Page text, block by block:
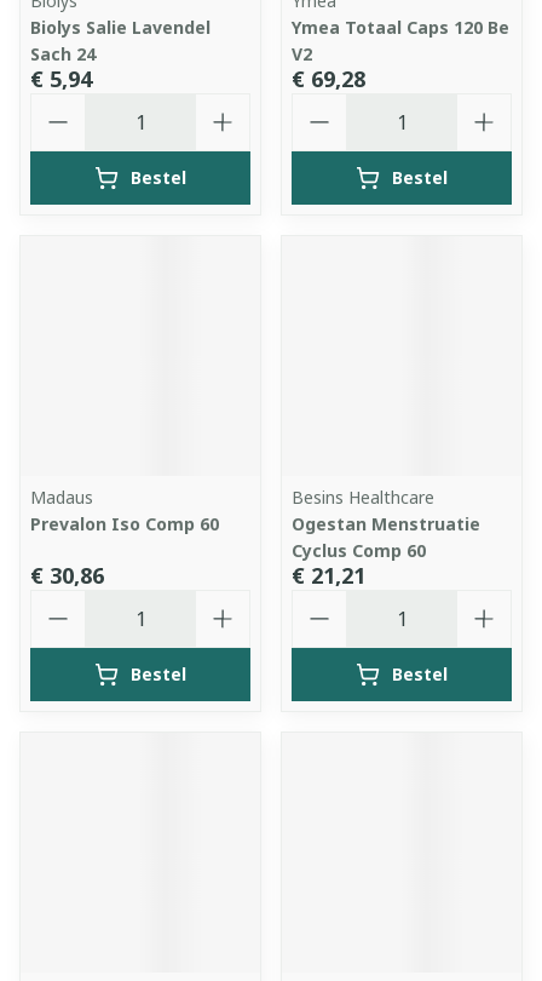
Biolys Salie Lavendel
Sach 24
€ 5,94
Bestel
Ymea Totaal Caps 120 Be
V2
€ 69,28
Bestel
Madaus
Prevalon Iso Comp 60
€ 30,86
Bestel
Besins Healthcare
Ogestan Menstruatie
Cyclus Comp 60
€ 21,21
Bestel